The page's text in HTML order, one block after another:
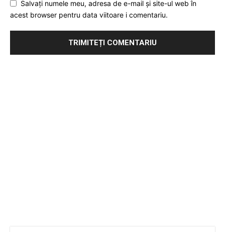
Salvați numele meu, adresa de e-mail și site-ul web în
acest browser pentru data viitoare i comentariu.